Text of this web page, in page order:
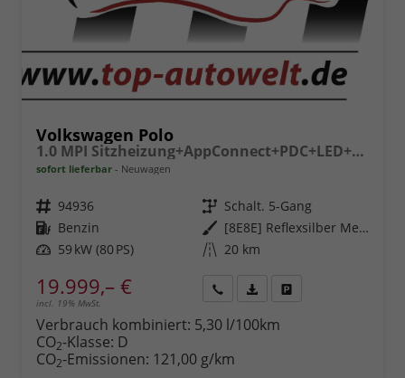
Volkswagen Polo
1.0 MPI Sitzheizung+AppConnect+PDC+LED+Touch+Lichtsensor+MultiLenkrad
sofort lieferbar Neuwagen
Fahrzeugnr. 94936 Getriebe Schalt. 5-Gang
Kraftstoff Benzin Außenfarbe
[8E8E] Reflexsilber Metallic
Leistung 59 kW (80 PS) Kilometerstand 20 km
19.999,– €
incl. 19% MwSt.
anfordern
Datei,
Verbrauch kombiniert: 5,30 l/100km
CO2-Klasse: D
CO2-Emissionen: 121,00 g/km